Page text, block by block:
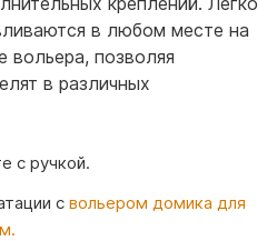
в любом месте на
вольера, позволяя
в различных
с ручкой.
с вольером домика для